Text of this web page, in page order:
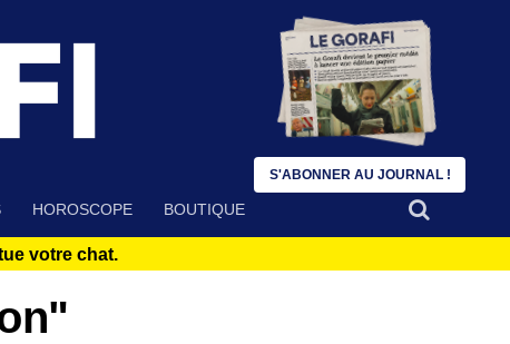
HOROSCOPE BOUTIQUE
votre chat.
S'ABONNER AU JOURNAL !